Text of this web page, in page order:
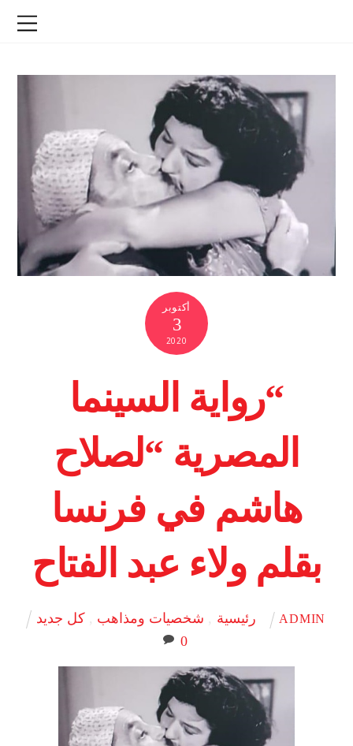
أكتوبر
3
2020
“رواية السينما
المصرية “لصلاح
هاشم في فرنسا
بقلم ولاء عبد الفتاح
ADMIN رئيسية شخصيات ومذاهب ,كل جديد
0